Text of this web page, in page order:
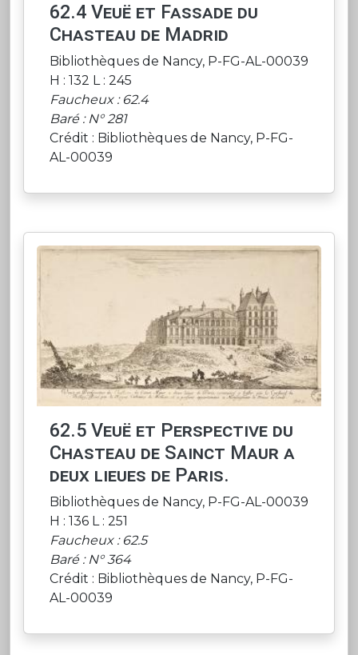
62.4 Veuë et Fassade du
Chasteau de Madrid
Bibliothèques de Nancy, P-FG-AL-00039
H : 132 L : 245
Faucheux : 62.4
Baré : N° 281
Crédit : Bibliothèques de Nancy, P-FG-
AL-00039
62.5 Veuë et Perspective du
Chasteau de Sainct Maur a
deux lieues de Paris.
Bibliothèques de Nancy, P-FG-AL-00039
H : 136 L : 251
Faucheux : 62.5
Baré : N° 364
Crédit : Bibliothèques de Nancy, P-FG-
AL-00039